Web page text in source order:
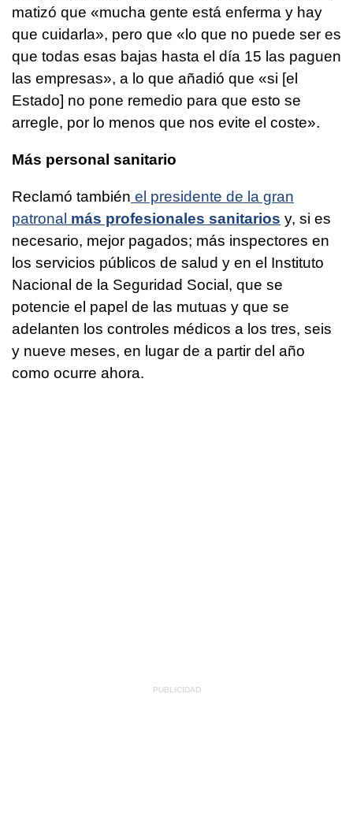
matizó que «mucha gente está enferma y hay
que cuidarla», pero que «lo que no puede ser es
que todas esas bajas hasta el día 15 las paguen
las empresas», a lo que añadió que «si [el
Estado] no pone remedio para que esto se
arregle, por lo menos que nos evite el coste».
Más personal sanitario
Reclamó también el presidente de la gran
patronal más profesionales sanitarios y, si es
necesario, mejor pagados; más inspectores en
los servicios públicos de salud y en el Instituto
Nacional de la Seguridad Social, que se
potencie el papel de las mutuas y que se
adelanten los controles médicos a los tres, seis
y nueve meses, en lugar de a partir del año
como ocurre ahora.